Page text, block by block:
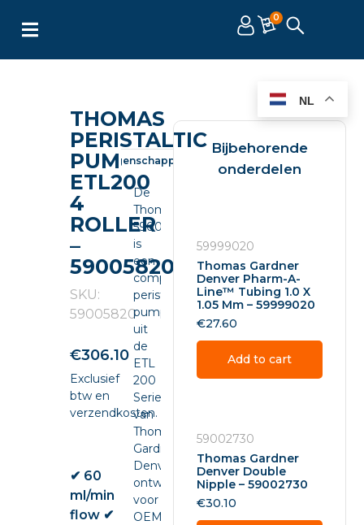
0
THOMAS
PERISTALTIC
PUMP
ETL200
4
ROLLER
–
59005820
SKU:
59005820
€306.10
Exclusief
btw en
verzendkosten.
✔ 60
ml/min
flow ✔
Omschrijving Eigenschappen
De
Thomas
59005820
is
een
compacte
peristaltic
pump
uit
de
ETL
200
Series
van
Thomas
Gardner
Denver,
ontwikkeld
voor
OEM-
Bijbehorende
onderdelen
59999020
Thomas Gardner
Denver Pharm-A-
Line™ Tubing 1.0 X
1.05 Mm – 59999020
€27.60
Add to cart
59002730
Thomas Gardner
Denver Double
Nipple – 59002730
€30.10
NL